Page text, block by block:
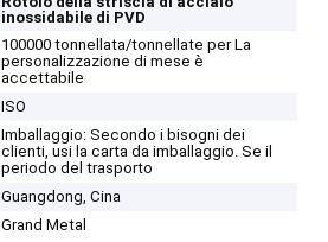
inossidabile di PVD
100000 tonnellata/tonnellate per La
personalizzazione di mese è
accettabile
ISO
Imballaggio: Secondo i bisogni dei
clienti, usi la carta da imballaggio. Se il
periodo del trasporto
Guangdong, Cina
Grand Metal